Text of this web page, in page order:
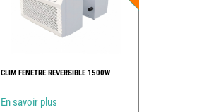
CLIM FENETRE REVERSIBLE 1500W
En savoir plus